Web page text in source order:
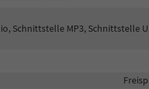
Schnittstelle MP3, Schnittstelle